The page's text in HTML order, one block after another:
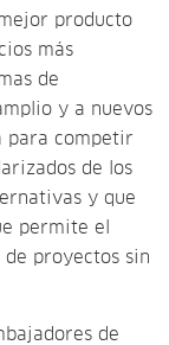
producto
más
de
y a nuevos
para competir
de los
y que
permite el
proyectos sin
de